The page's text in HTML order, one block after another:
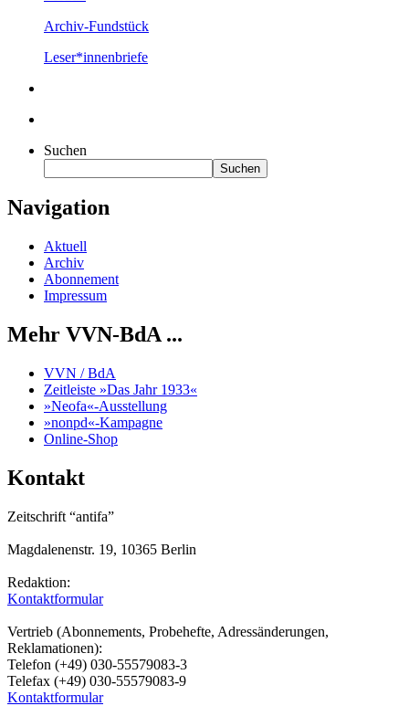
Archiv-Fundstück
Leser*innenbriefe
Suchen
Suchen
Navigation
Aktuell
Archiv
Abonnement
Impressum
Mehr VVN-BdA ...
VVN / BdA
Zeitleiste »Das Jahr 1933«
»Neofa«-Ausstellung
»nonpd«-Kampagne
Online-Shop
Kontakt
Zeitschrift “antifa”
Magdalenenstr. 19, 10365 Berlin
Redaktion:
Kontaktformular
Vertrieb (Abonnements, Probehefte, Adressänderungen,
Reklamationen):
Telefon (+49) 030-55579083-3
Telefax (+49) 030-55579083-9
Kontaktformular